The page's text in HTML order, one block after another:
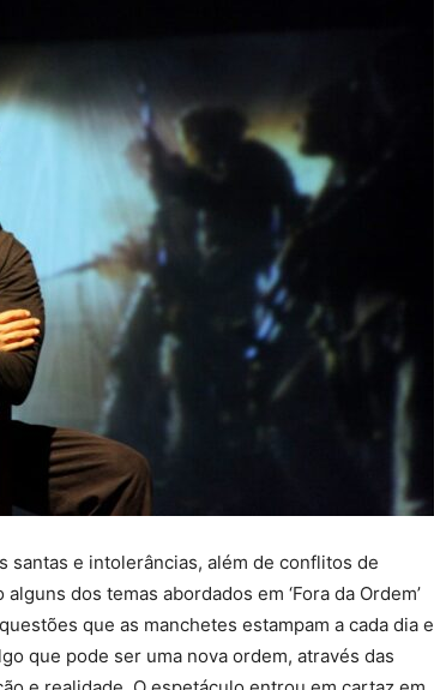
santas e intolerâncias, além de conflitos de
dos temas abordados em ‘Fora da Ordem’
que as manchetes estampam a cada dia e
que pode ser uma nova ordem, através das